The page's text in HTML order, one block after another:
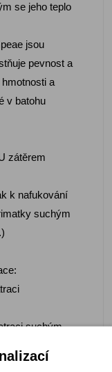
se jeho teplo
jsou
pevnost a
a
v batohu
zátěrem
k nafukování
suchým
suchým